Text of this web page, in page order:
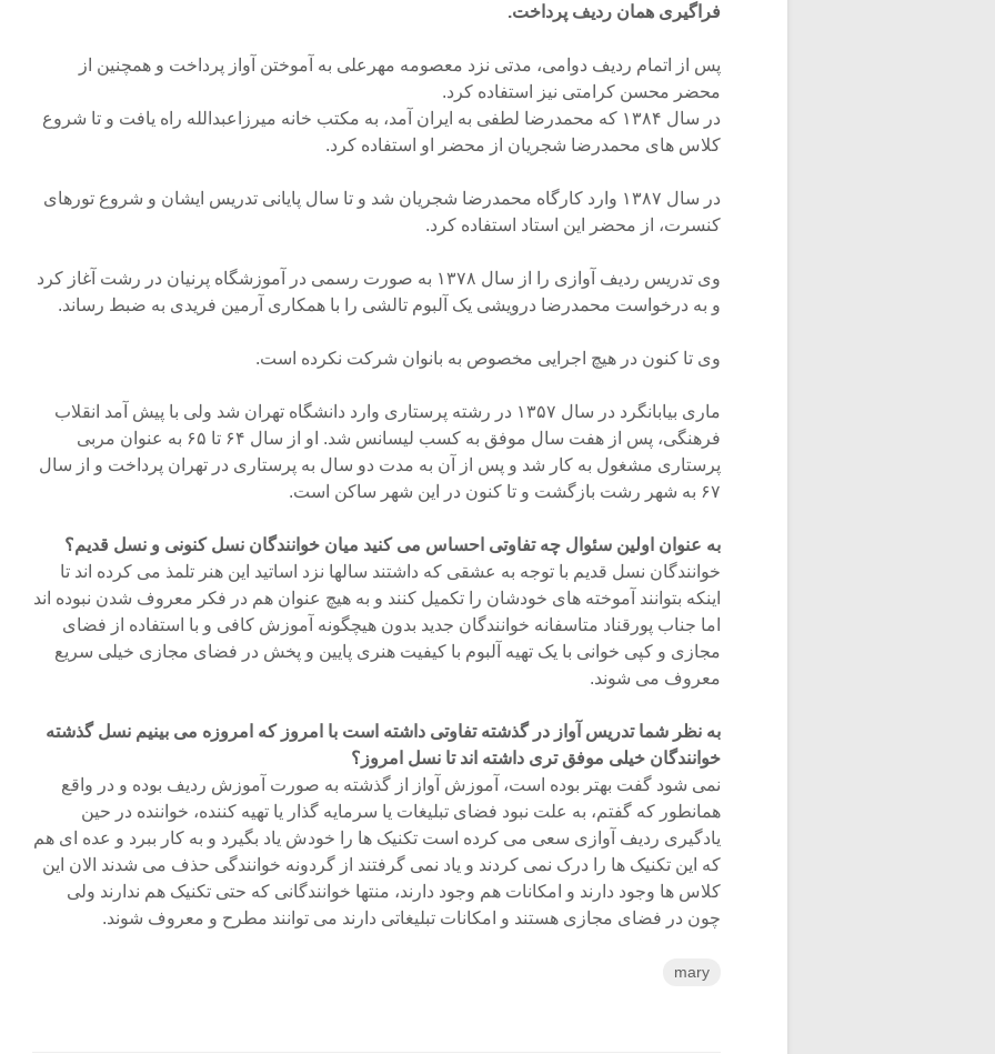
فراگیری همان ردیف پرداخت.
پس از اتمام ردیف دوامی، مدتی نزد معصومه مهرعلی به آموختن آواز پرداخت و همچنین از
محضر محسن کرامتی نیز استفاده کرد.
در سال ۱۳۸۴ که محمدرضا لطفی به ایران آمد، به مکتب خانه میرزاعبدالله راه یافت و تا شروع
کلاس های محمدرضا شجریان از محضر او استفاده کرد.
در سال ۱۳۸۷ وارد کارگاه محمدرضا شجریان شد و تا سال پایانی تدریس ایشان و شروع تورهای
کنسرت، از محضر این استاد استفاده کرد.
وی تدریس ردیف آوازی را از سال ۱۳۷۸ به صورت رسمی در آموزشگاه پرنیان در رشت آغاز کرد
و به درخواست محمدرضا درویشی یک آلبوم تالشی را با همکاری آرمین فریدی به ضبط رساند.
وی تا کنون در هیچ اجرایی مخصوص به بانوان شرکت نکرده است.
ماری بیابانگرد در سال ۱۳۵۷ در رشته پرستاری وارد دانشگاه تهران شد ولی با پیش آمد انقلاب
فرهنگی، پس از هفت سال موفق به کسب لیسانس شد. او از سال ۶۴ تا ۶۵ به عنوان مربی
پرستاری مشغول به کار شد و پس از آن به مدت دو سال به پرستاری در تهران پرداخت و از سال
۶۷ به شهر رشت بازگشت و تا کنون در این شهر ساکن است.
به عنوان اولین سئوال چه تفاوتی احساس می کنید میان خوانندگان نسل کنونی و نسل قدیم؟
خوانندگان نسل قدیم با توجه به عشقی که داشتند سالها نزد اساتید این هنر تلمذ می کرده اند تا
اینکه بتوانند آموخته های خودشان را تکمیل کنند و به هیچ عنوان هم در فکر معروف شدن نبوده اند
اما جناب پورقناد متاسفانه خوانندگان جدید بدون هیچگونه آموزش کافی و با استفاده از فضای
مجازی و کپی خوانی با یک تهیه آلبوم با کیفیت هنری پایین و پخش در فضای مجازی خیلی سریع
معروف می شوند.
به نظر شما تدریس آواز در گذشته تفاوتی داشته است با امروز که امروزه می بینیم نسل گذشته
خوانندگان خیلی موفق تری داشته اند تا نسل امروز؟
نمی شود گفت بهتر بوده است، آموزش آواز از گذشته به صورت آموزش ردیف بوده و در واقع
همانطور که گفتم، به علت نبود فضای تبلیغات یا سرمایه گذار یا تهیه کننده، خواننده در حین
یادگیری ردیف آوازی سعی می کرده است تکنیک ها را خودش یاد بگیرد و به کار ببرد و عده ای هم
که این تکنیک ها را درک نمی کردند و یاد نمی گرفتند از گردونه خوانندگی حذف می شدند الان این
کلاس ها وجود دارند و امکانات هم وجود دارند، منتها خوانندگانی که حتی تکنیک هم ندارند ولی
چون در فضای مجازی هستند و امکانات تبلیغاتی دارند می توانند مطرح و معروف شوند.
mary